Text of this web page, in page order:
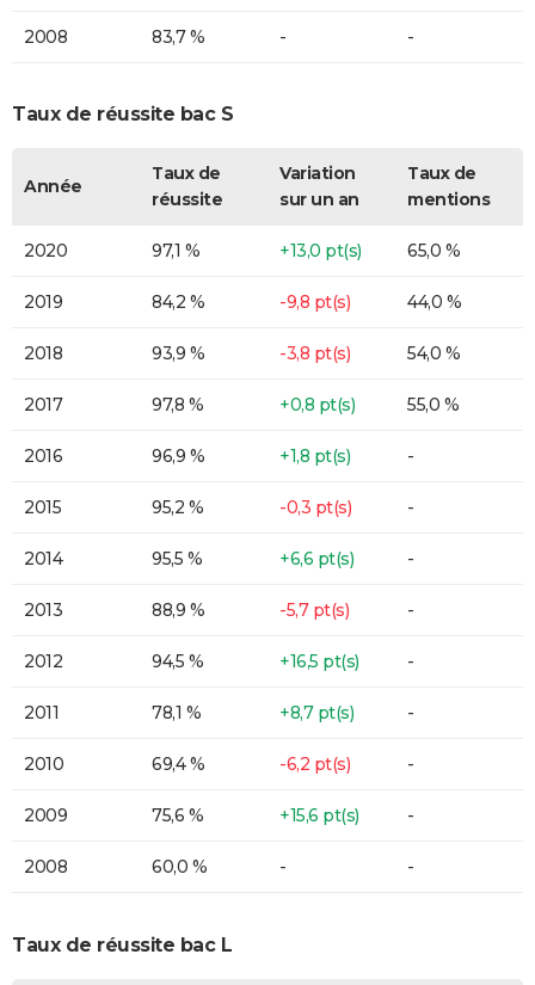
2008 83,7 % - -
Taux de réussite bac S
Année
Taux de
réussite
Variation
sur un an
Taux de
mentions
2020 97,1 % +13,0 pt(s) 65,0 %
2019 84,2 % -9,8 pt(s) 44,0 %
2018 93,9 % -3,8 pt(s) 54,0 %
2017 97,8 % +0,8 pt(s) 55,0 %
2016 96,9 % +1,8 pt(s) -
2015 95,2 % -0,3 pt(s) -
2014 95,5 % +6,6 pt(s) -
2013 88,9 % -5,7 pt(s) -
2012 94,5 % +16,5 pt(s) -
2011 78,1 % +8,7 pt(s) -
2010 69,4 % -6,2 pt(s) -
2009 75,6 % +15,6 pt(s) -
2008 60,0 % - -
Taux de réussite bac L